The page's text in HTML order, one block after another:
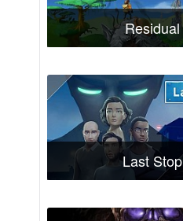
Residual
Last Stop